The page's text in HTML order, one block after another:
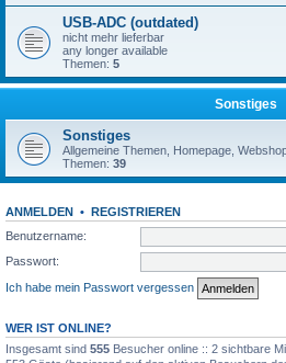
USB-ADC (outdated)
nicht mehr lieferbar
any longer available
Themen: 5
Sonstiges
Sonstiges
Allgemeine Themen, Homepage,
Themen: 39
ANMELDEN • REGISTRIEREN
Benutzername:
Passwort:
Ich habe mein Passwort vergessen
WER IST ONLINE?
Insgesamt sind 555 Besucher online :: 2 sichtbare